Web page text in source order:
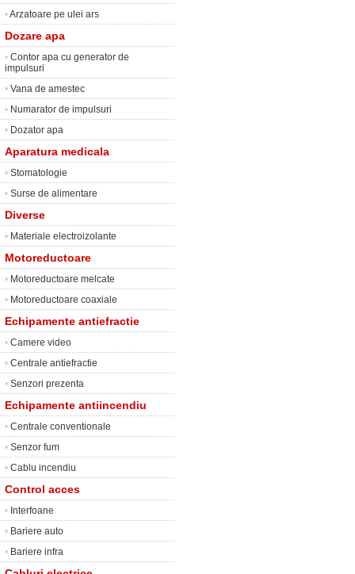
•Arzatoare pe ulei ars
Dozare apa
• Contor apa cu generator de
impulsuri
• Vana de amestec
• Numarator de impulsuri
• Dozator apa
Aparatura medicala
• Stomatologie
• Surse de alimentare
Diverse
• Materiale electroizolante
Motoreductoare
• Motoreductoare melcate
• Motoreductoare coaxiale
Echipamente antiefractie
• Camere video
• Centrale antiefractie
• Senzori prezenta
Echipamente antiincendiu
• Centrale conventionale
• Senzor fum
• Cablu incendiu
Control acces
• Interfoane
• Bariere auto
• Bariere infra